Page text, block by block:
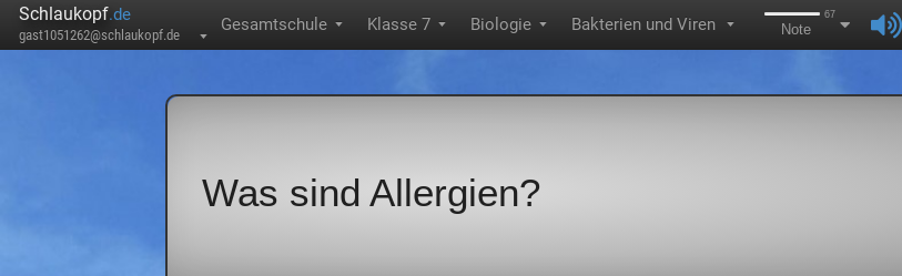
Schlaukopf.de
gast1051262@schlaukopf.de ▼
Gesamtschule ▼ Klasse 7 ▼ Biologie ▼ Bakterien und Viren ▼
67
Note
Was sind Allergien?